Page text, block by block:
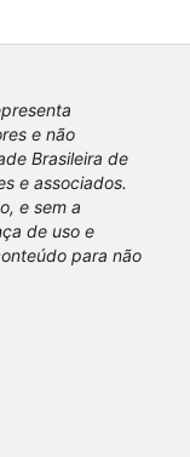
e não
Brasileira de
e associados.
e sem a
de uso e
para não